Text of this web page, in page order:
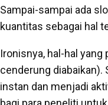
Sampai-sampai ada
kuantitas sebagai hal
Ironisnya, hal-hal
cenderung diabaikan).
instan dan menjadi